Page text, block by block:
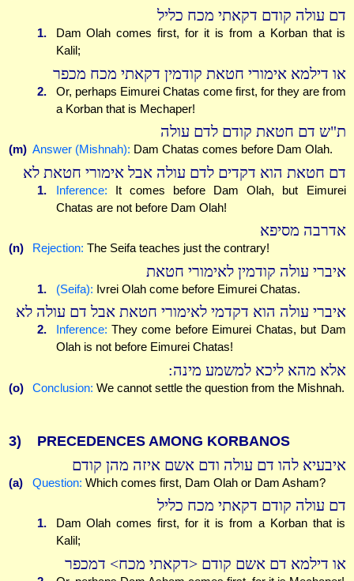
דם עולה קודם דקאתי מכח כליל
1.
Dam Olah comes first, for it is from a Korban that is
Kalil;
או דילמא אימורי חטאת קודמין דקאתי מכח מכפר
2.
Or, perhaps Eimurei Chatas come first, for they are from
a Korban that is Mechaper!
ת"ש דם חטאת קודם לדם עולה
(m) Answer (Mishnah): Dam Chatas comes before Dam Olah.
דם חטאת הוא דקדים לדם עולה אבל אימורי חטאת לא
1. Inference: It comes before Dam Olah, but Eimurei
Chatas are not before Dam Olah!
אדרבה מסיפא
(n) Rejection: The Seifa teaches just the contrary!
איברי עולה קודמין לאימורי חטאת
1. (Seifa): Ivrei Olah come before Eimurei Chatas.
איברי עולה הוא דקדמי לאימורי חטאת אבל דם עולה לא
2. Inference: They come before Eimurei Chatas, but Dam
Olah is not before Eimurei Chatas!
אלא מהא ליכא למשמע מינה:
(o) Conclusion: We cannot settle the question from the Mishnah.
3) PRECEDENCES AMONG KORBANOS
איבעיא להו דם עולה ודם אשם איזה מהן קודם
(a) Question: Which comes first, Dam Olah or Dam Asham?
דם עולה קודם דקאתי מכח כליל
1.
Dam Olah comes first, for it is from a Korban that is
Kalil;
או דילמא דם אשם קודם <דקאתי מכח> דמכפר